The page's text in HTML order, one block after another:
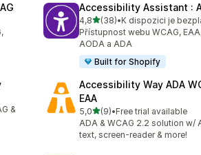
Accessibility Assistant :
4,8z 5 hvězd
(38)
Celkový počet recenzí: 38
•K dispozici je
Přístupnost webu WCAG,
AODA a ADA
Built for Shopify
&
Accessibility Way ADA
EAA
5,0z 5 hvězd
(9)
Celkový počet recenzí: 9
•Free trial available
ADA & WCAG 2.2 solution w/
text, screen-reader & more!